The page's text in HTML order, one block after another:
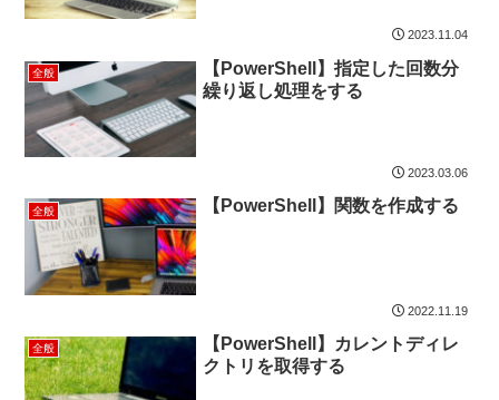
2023.11.04
全般
【PowerShell】指定した回数分
繰り返し処理をする
2023.03.06
全般 【PowerShell】関数を作成する
2022.11.19
全般
【PowerShell】カレントディレ
クトリを取得する